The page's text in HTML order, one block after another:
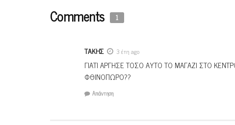
Comments 1
ΤΑΚΗΣ 3 έτη ago
ΓΙΑΤΙ ΑΡΓΗΣΕ ΤΟΣΟ ΑΥΤΟ ΤΟ ΜΑΓΑΖΙ ΣΤΟ
ΦΘΙΝΟΠΩΡΟ??
Απάντηση